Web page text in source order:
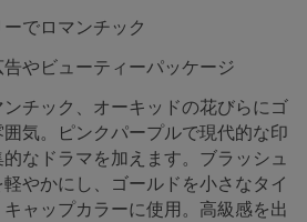
でロマンチック
やビューティーパッケージ
チック、オーキッドの花びらにゴ
気。ピンクパープルで現代的な印
なドラマを加えます。ブラッシュ
やかにし、ゴールドを小さなタイ
ャップカラーに使用。高級感を出